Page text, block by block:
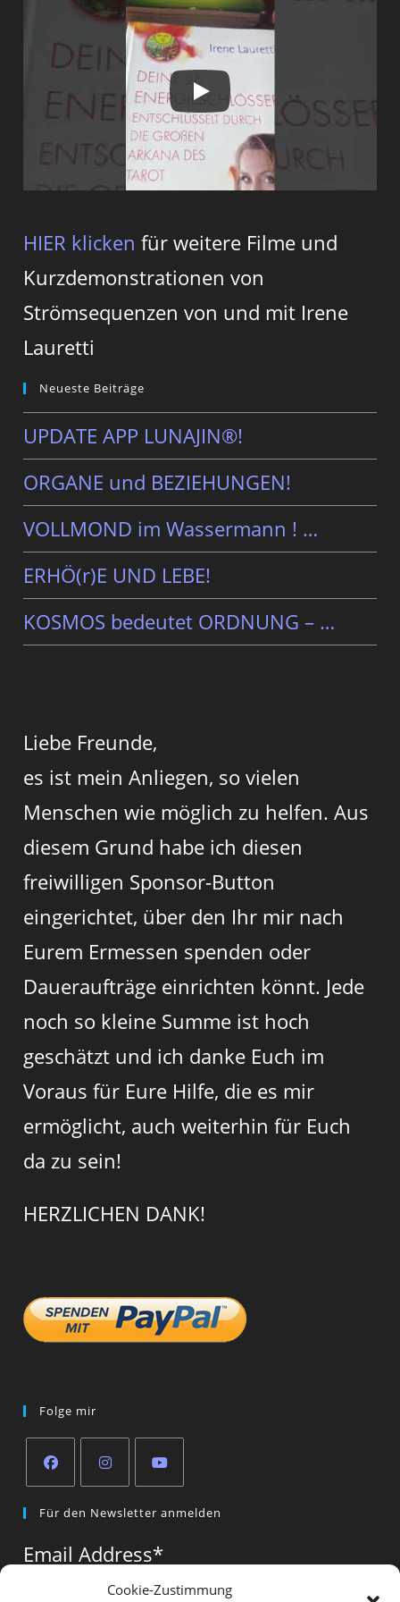
Cookie-Zustimmung
HIER klicken für weitere Filme und
Kurzdemonstrationen von
Strömsequenzen von und mit Irene
Lauretti
Neueste Beiträge
UPDATE APP LUNAJIN®!
ORGANE und BEZIEHUNGEN!
VOLLMOND im Wassermann ! …
ERHÖ(r)E UND LEBE!
KOSMOS bedeutet ORDNUNG – …
Liebe Freunde,
es ist mein Anliegen, so vielen
Menschen wie möglich zu helfen. Aus
diesem Grund habe ich diesen
freiwilligen Sponsor-Button
eingerichtet, über den Ihr mir nach
Eurem Ermessen spenden oder
Daueraufträge einrichten könnt. Jede
noch so kleine Summe ist hoch
geschätzt und ich danke Euch im
Voraus für Eure Hilfe, die es mir
ermöglicht, auch weiterhin für Euch
da zu sein!
HERZLICHEN DANK!
Folge mir
in
new
in
new
in
new
tab
Für den Newsletter anmelden
Email Address*